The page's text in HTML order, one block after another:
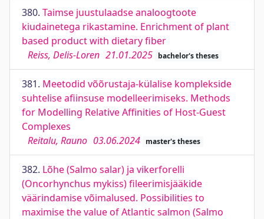
380. Taimse juustulaadse analoogtoote
kiudainetega rikastamine. Enrichment of plant
based product with dietary fiber
Reiss, Delis-Loren 21.01.2025 bachelor's theses
381. Meetodid võõrustaja-külalise komplekside
suhtelise afiinsuse modelleerimiseks. Methods
for Modelling Relative Affinities of Host-Guest
Complexes
Reitalu, Rauno 03.06.2024 master's theses
382. Lõhe (Salmo salar) ja vikerforelli
(Oncorhynchus mykiss) fileerimisjääkide
väärindamise võimalused. Possibilities to
maximise the value of Atlantic salmon (Salmo